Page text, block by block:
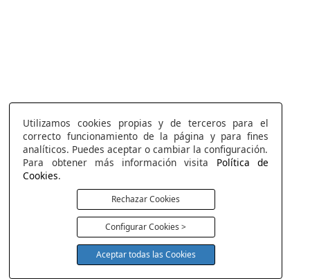
Utilizamos cookies propias y de terceros para el
correcto funcionamiento de la página y para fines
analíticos. Puedes aceptar o cambiar la configuración.
Para obtener más información visita Política de
Cookies.
Rechazar Cookies
Configurar Cookies >
Aceptar todas las Cookies